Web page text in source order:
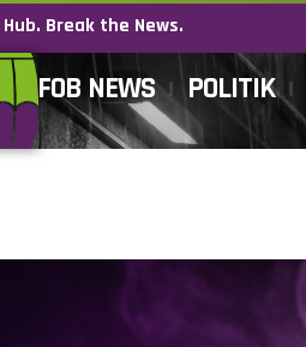
Hub. Break the News.
FOB NEWS POLITIK